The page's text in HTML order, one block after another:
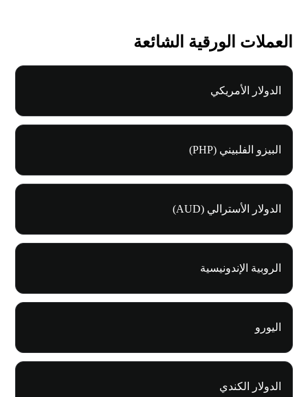
العملات الورقية الشائعة
الدولار الأمريكي
البيزو الفلبيني (PHP)
الدولار الأسترالي (AUD)
الروبية الإندونيسية
اليورو
الدولار الكندي